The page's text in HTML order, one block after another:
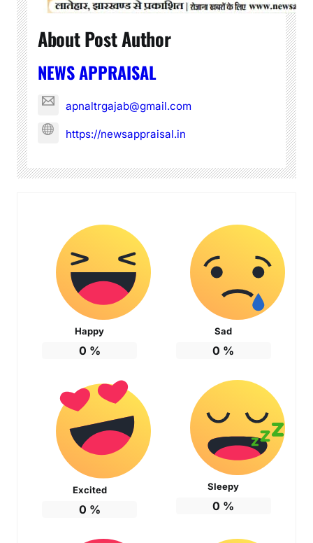
About Post Author
NEWS APPRAISAL
apnaltrgajab@gmail.com
https://newsappraisal.in
Happy
0 %
Sad
0 %
Excited
0 %
Sleepy
0 %